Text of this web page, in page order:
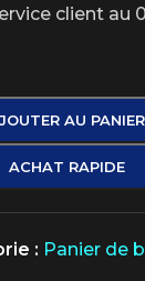
client au
AU PANIER
ACHAT RAPIDE
: Panier de